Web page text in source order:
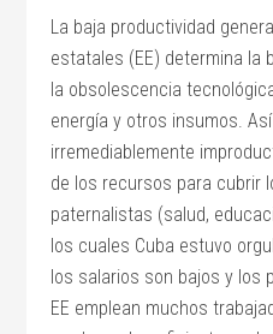
La baja productividad
estatales (EE) determina la
la obsolescencia
energía y otros insumos.
irremediablemente
de los recursos para cubrir
paternalistas (salud,
los cuales Cuba estuvo
los salarios son bajos y los
EE emplean muchos